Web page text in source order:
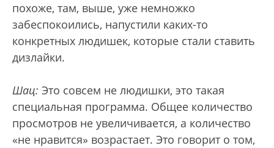
похоже, там, выше, уже немножко
забеспокоились, напустили каких-то
конкретных людишек, которые стали ставить
дизлайки.
Шац: Это совсем не людишки, это такая
специальная программа. Общее количество
просмотров не увеличивается, а количество
«не нравится» возрастает. Это говорит о том,